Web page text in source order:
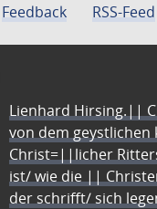
Feedback
RSS-Feed
Lienhard Hirsing.||
von dem geystlichen
Christ=||licher
ist/ wie die ||
der schrifft/ sich